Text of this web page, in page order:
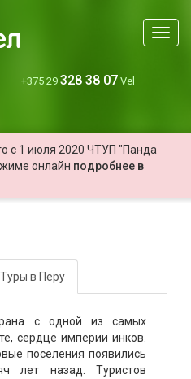
Меню
+375 29 328 38 07 Vel
с 1 июля 2020 ЧТУП "Панда
онлайн подробнее в
Туры в Перу
с одной из самых
сердце империи инков.
поселения появились
лет назад. Туристов